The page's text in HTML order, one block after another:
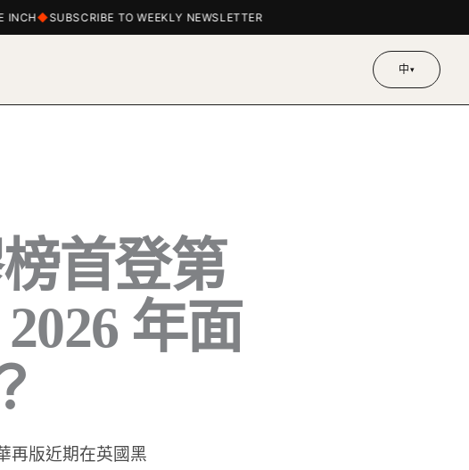
SUBSCRIBE TO WEEKLY NEWSLETTER
中▾
首登第
年面
再版近期在英國黑